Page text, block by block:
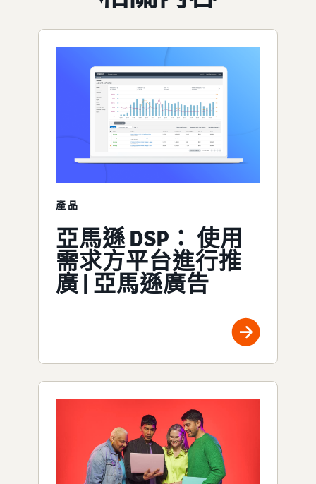
產品
亞馬遜 DSP： 使用
需求方平台進行推
廣 | 亞馬遜廣告